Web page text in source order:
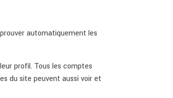
automatiquement les
profil. Tous les comptes
du site peuvent aussi voir et